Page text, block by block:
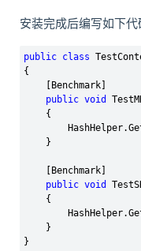
安装完成后编写如下代
public class
{
    [Benchmark]
public void
    {
    }
    [Benchmark]
public void
    {
    }
}